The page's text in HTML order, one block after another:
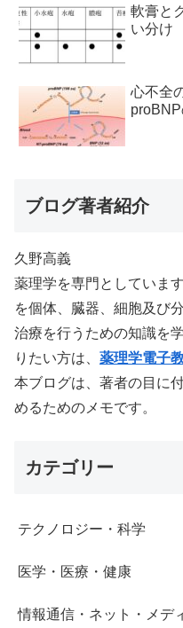
軟膏と
い分け
心不全
ブログ著者紹介
久野高義
薬理学を専門としていま
を個体、臓器、細胞及び
治療を行うための知識を
りたい方は、 薬理学電子
本ブログは、著者の目に
めるためのメモです。
カテゴリー
テクノロジー・科学
医学・医療・健康
情報通信・ネット・メデ